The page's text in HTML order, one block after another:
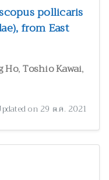
pollicaris
from East
Ho,Toshio Kawai,
on 29 ต.ค. 2021